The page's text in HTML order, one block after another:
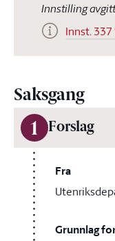
Innstilling
Innst.
Saksgang
1 Forslag
Fra
Grunnlag